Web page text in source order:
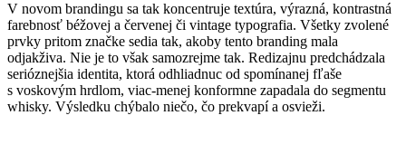
V novom brandingu sa tak koncentruje textúra, výrazná, kontrastná
farebnosť béžovej a červenej či vintage typografia. Všetky zvolené
prvky pritom značke sedia tak, akoby tento branding mala
odjakživa. Nie je to však samozrejme tak. Redizajnu predchádzala
serióznejšia identita, ktorá odhliadnuc od spomínanej fľaše
s voskovým hrdlom, viac-menej konformne zapadala do segmentu
whisky. Výsledku chýbalo niečo, čo prekvapí a osvieži.